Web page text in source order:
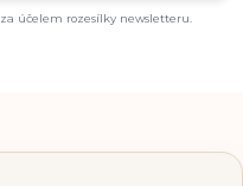
za účelem rozesílky newsletteru.